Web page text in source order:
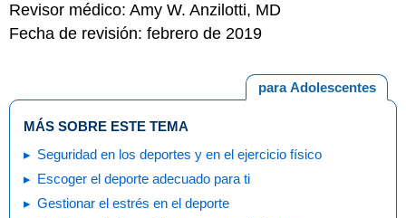
Revisor médico: Amy W. Anzilotti, MD
Fecha de revisión: febrero de 2019
para Adolescentes
MÁS SOBRE ESTE TEMA
Seguridad en los deportes y en el ejercicio físico
Escoger el deporte adecuado para ti
Gestionar el estrés en el deporte